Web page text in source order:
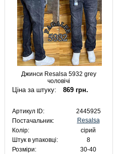
Джинси Resalsa 5932 grey
чоловічі
Ціна за штуку: 869 грн.
Артикул ID:
2445925
Постачальник:
Resalsa
Колір:
сірий
Штук в упаковці:
8
Розміри:
30-40